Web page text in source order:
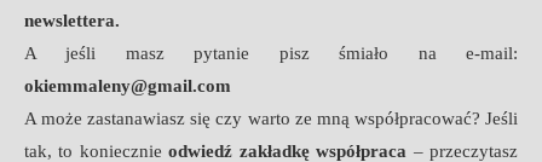
newslettera.
A jeśli masz pytanie pisz śmiało na e-mail:
okiemmaleny@gmail.com
A może zastanawiasz się czy warto ze mną współpracować? Jeśli
tak, to koniecznieodwiedź zakładkę współpraca – przeczytasz